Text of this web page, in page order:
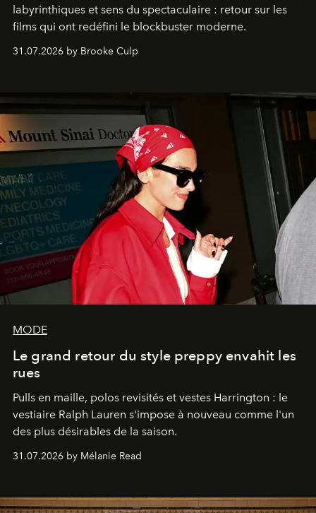
labyrinthiques et sens du spectaculaire : retour sur les
films qui ont redéfini le blockbuster moderne.
31.07.2026 by Brooke Culp
MODE
Le grand retour du style preppy envahit les
rues
Pulls en maille, polos revisités et vestes Harrington : le
vestiaire Ralph Lauren s'impose à nouveau comme l'un
des plus désirables de la saison.
31.07.2026 by Mélanie Read